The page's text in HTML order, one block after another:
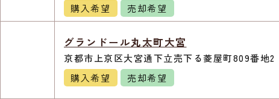
購入希望
売却希望
グランドール丸太町大宮
京都市上京区大宮通下立売下る菱屋町809番地2
購入希望
売却希望